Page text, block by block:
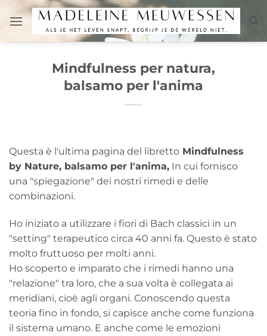
contenuti
Mindfulness per natura,
balsamo per l'anima
Questa è l'ultima pagina del libretto Mindfulness
by Nature, balsamo per l'anima, In cui fornisco
una "spiegazione" dei nostri rimedi e delle
combinazioni.
Ho iniziato a utilizzare i fiori di Bach classici in un
"setting" terapeutico circa 40 anni fa. Questo è stato
molto fruttuoso per molti anni.
Ho scoperto e imparato che i rimedi hanno una
"relazione" tra loro, che a sua volta è collegata ai
meridiani, cioè agli organi. Conoscendo questa
teoria fino in fondo, si capisce anche come funziona
il sistema umano. E anche come le emozioni